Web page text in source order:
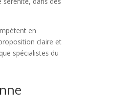
en
claire et
spécialistes du